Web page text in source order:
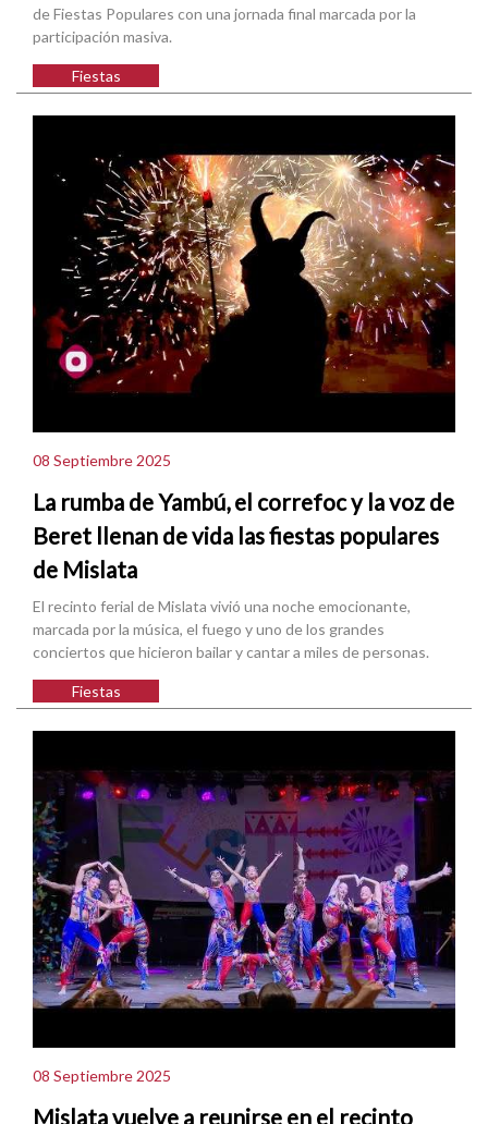
de Fiestas Populares con una jornada final marcada por la
participación masiva.
Fiestas
08 Septiembre 2025
La rumba de Yambú, el correfoc y la voz de
Beret llenan de vida las fiestas populares
de Mislata
El recinto ferial de Mislata vivió una noche emocionante,
marcada por la música, el fuego y uno de los grandes
conciertos que hicieron bailar y cantar a miles de personas.
Fiestas
08 Septiembre 2025
Mislata vuelve a reunirse en el recinto